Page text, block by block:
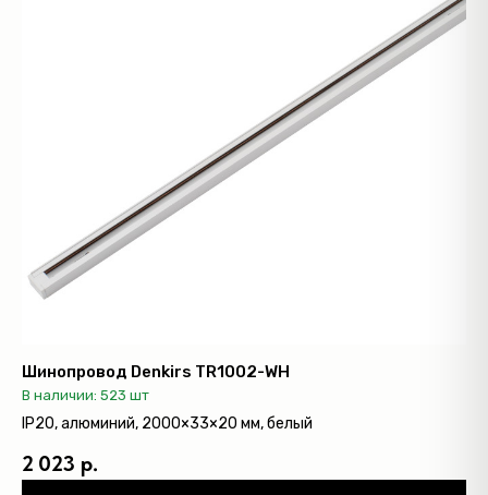
Шинопровод Denkirs TR1002-WH
В наличии: 523 шт
IP20, алюминий, 2000×33×20 мм, белый
2 023 р.